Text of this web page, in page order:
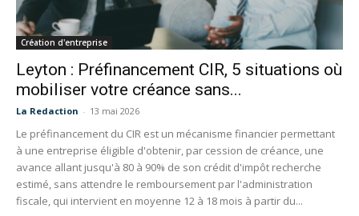
Création d'entreprise
Leyton : Préfinancement CIR, 5 situations où
mobiliser votre créance sans...
La Redaction - 13 mai 2026
Le préfinancement du CIR est un mécanisme financier permettant
à une entreprise éligible d'obtenir, par cession de créance, une
avance allant jusqu'à 80 à 90% de son crédit d'impôt recherche
estimé, sans attendre le remboursement par l'administration
fiscale, qui intervient en moyenne 12 à 18 mois à partir du...